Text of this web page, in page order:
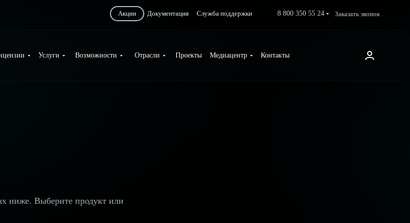
Акции Документация Служба поддержки 8 800 350 55 24 Заказать звонок
Услуги Возможности Отрасли Проекты Медиацентр Контакты
ниже. Выберите продукт или